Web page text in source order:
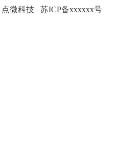
点微科技 苏ICP备xxxxxx号